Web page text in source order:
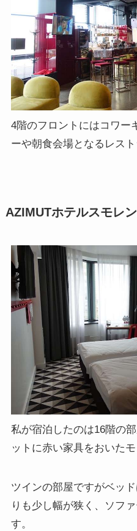
4階のフロントにはコワー
ーや朝食会場となるレス
AZIMUTホテルスモレ
私が宿泊したのは16階の
ットに赤い家具をおいた
ツインの部屋ですがベッ
りも少し幅が狭く、ソフ
す。